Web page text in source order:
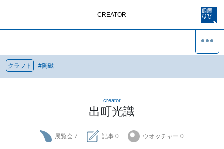
CREATOR
クラフト #陶磁
creator
出町光識
展覧会 7 記事 0 ウオッチャー 0